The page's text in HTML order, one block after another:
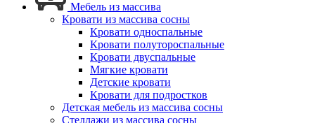
Мебель из массива
Кровати из массива сосны
Кровати односпальные
Кровати полутороспальные
Кровати двуспальные
Мягкие кровати
Детские кровати
Кровати для подростков
Детская мебель из массива сосны
Стеллажи из массива сосны